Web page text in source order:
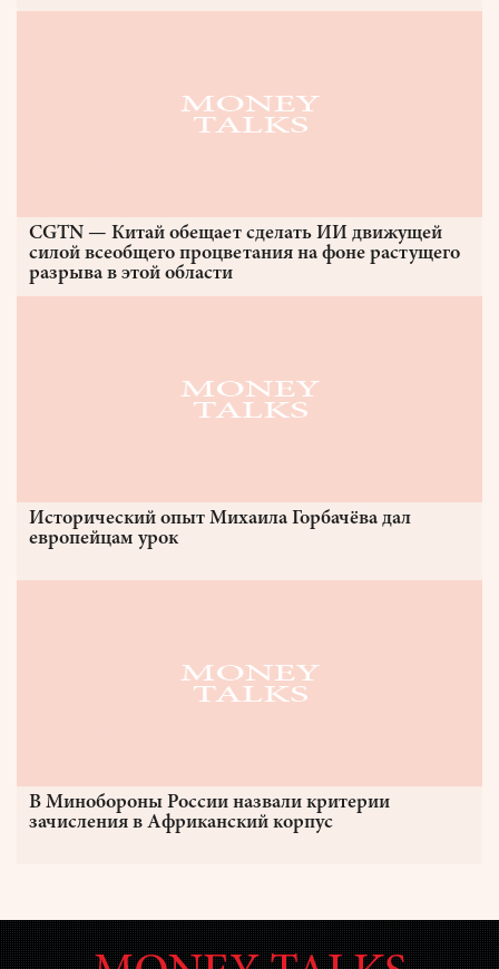
CGTN — Китай обещает сделать ИИ движущей
силой всеобщего процветания на фоне растущего
разрыва в этой области
Исторический опыт Михаила Горбачёва дал
европейцам урок
В Минобороны России назвали критерии
зачисления в Африканский корпус